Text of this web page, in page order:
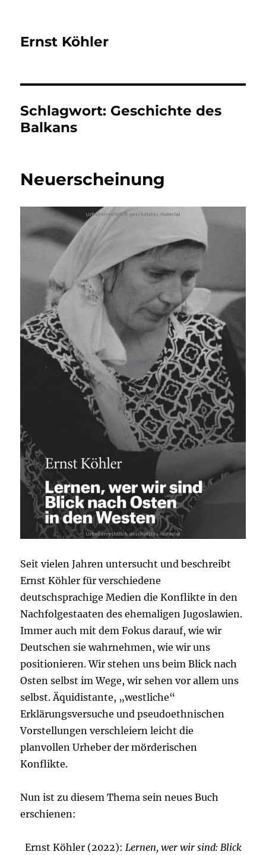
Ernst Köhler
Schlagwort: Geschichte des
Balkans
Neuerscheinung
Seit vielen Jahren untersucht und beschreibt
Ernst Köhler für verschiedene
deutschsprachige Medien die Konflikte in den
Nachfolgestaaten des ehemaligen Jugoslawien.
Immer auch mit dem Fokus darauf, wie wir
Deutschen sie wahrnehmen, wie wir uns
positionieren. Wir stehen uns beim Blick nach
Osten selbst im Wege, wir sehen vor allem uns
selbst. Äquidistante, „westliche“
Erklärungsversuche und pseudoethnischen
Vorstellungen verschleiern leicht die
planvollen Urheber der mörderischen
Konflikte.
Nun ist zu diesem Thema sein neues Buch
erschienen:
Ernst Köhler (2022): Lernen, wer wir sind: Blick